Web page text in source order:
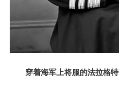
穿着海军上将服的法拉格特